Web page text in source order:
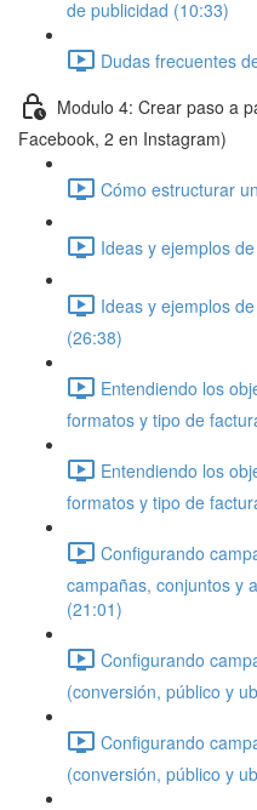
de publicidad (10:33)
Dudas frecuentes
Modulo 4: Crear paso a
Facebook, 2 en Instagram)
Cómo estructurar
Ideas y ejemplos
Ideas y ejemplos
(26:38)
Entendiendo los
formatos y tipo de
Entendiendo los
formatos y tipo de
Configurando
campañas, conjuntos y
(21:01)
Configurando
(conversión, público y
Configurando
(conversión, público y